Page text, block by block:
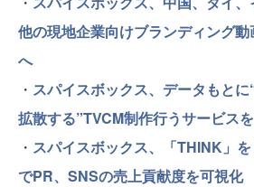
他の現地企業向けブランディング
へ
・ スパイスボックス、データもと
拡散する”TVCM制作行うサービス
・ スパイスボックス、「THINK」
でPR、SNSの売上貢献度を可視化